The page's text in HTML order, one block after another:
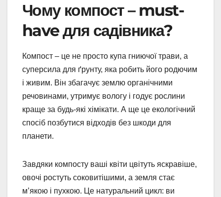
Чому компост – must-
have для садівника?
Компост – це не просто купа гниючої трави, а
суперсила для ґрунту, яка робить його родючим
і живим. Він збагачує землю органічними
речовинами, утримує вологу і годує рослини
краще за будь-які хімікати. А ще це екологічний
спосіб позбутися відходів без шкоди для
планети.
Завдяки компосту ваші квіти цвітуть яскравіше,
овочі ростуть соковитішими, а земля стає
м’якою і пухкою. Це натуральний цикл: ви